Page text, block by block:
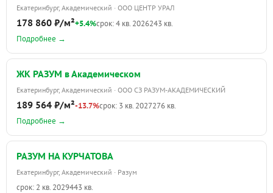
Екатеринбург, Академический · ООО ЦЕНТР УРАЛ
178 860 ₽/м²+5.4%срок: 4 кв. 2026243 кв.
Подробнее →
ЖК РАЗУМ в Академическом
Екатеринбург, Академический · ООО СЗ РАЗУМ-АКАДЕМИЧЕСКИЙ
189 564 ₽/м²-13.7%срок: 3 кв. 2027276 кв.
Подробнее →
РАЗУМ НА КУРЧАТОВА
Екатеринбург, Академический · Разум
срок: 2 кв. 2029443 кв.